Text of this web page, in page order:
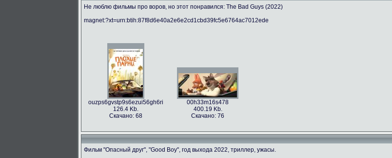
Не люблю фильмы про воров, но этот понравился: The Bad Guys (2022)
magnet:?xt=urn:btih:87f8d6e40a2e6e2cd1cbd39fc5e6764ac7012ede
ouzps6gvstp9s6ezui56gh6ri
126.4 Kb.
Скачано: 68
00h33m16s478
400.19 Kb.
Скачано: 76
Фильм "Опасный друг", "Good Boy", год выхода 2022, триллер, ужасы.